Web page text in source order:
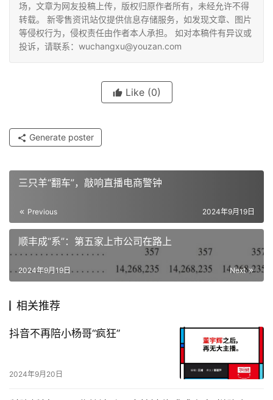
场，文章为网友投稿上传，版权归原作者所有，未经允许不得
转载。 新零售资讯站仅提供信息存储服务，如发现文章、图片
等侵权行为，侵权责任由作者本人承担。 如对本稿件有异议或
投诉，请联系：wuchangxu@youzan.com
Like (0)
Generate poster
三只羊“翻车”，敲响直播电商警钟
Previous 2024年9月19日
顺丰成“系”：第五家上市公司在路上
Next
2024年9月19日
相关推荐
抖音不再陪小杨哥“疯狂”
2024年9月20日